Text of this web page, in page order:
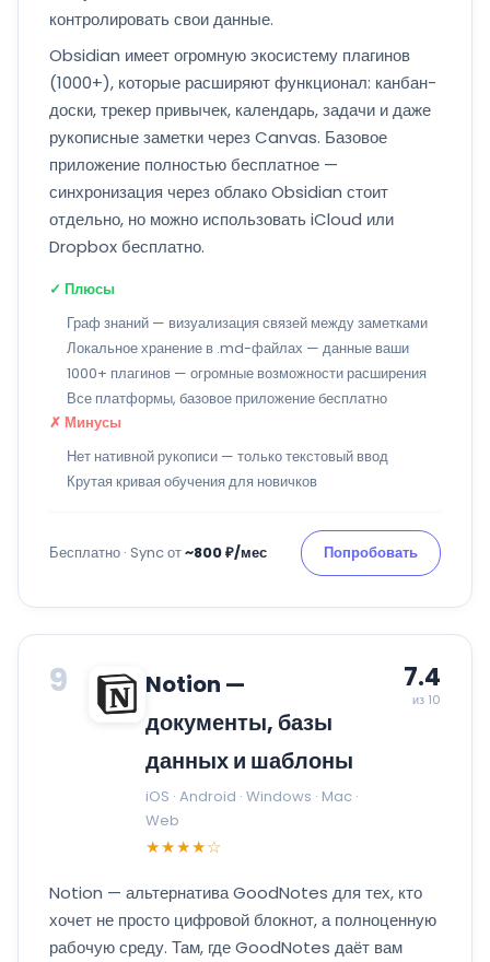
контролировать свои данные.
Obsidian имеет огромную экосистему плагинов
(1000+), которые расширяют функционал: канбан-
доски, трекер привычек, календарь, задачи и даже
рукописные заметки через Canvas. Базовое
приложение полностью бесплатное —
синхронизация через облако Obsidian стоит
отдельно, но можно использовать iCloud или
Dropbox бесплатно.
✓ Плюсы
Граф знаний — визуализация связей между заметками
Локальное хранение в .md-файлах — данные ваши
1000+ плагинов — огромные возможности расширения
Все платформы, базовое приложение бесплатно
✗ Минусы
Нет нативной рукописи — только текстовый ввод
Крутая кривая обучения для новичков
Бесплатно · Sync от~800 ₽/мес Попробовать
9
Notion —
документы, базы
данных и шаблоны
iOS · Android · Windows · Mac ·
Web
★★★★☆
7.4
из 10
Notion — альтернатива GoodNotes для тех, кто
хочет не просто цифровой блокнот, а полноценную
рабочую среду. Там, где GoodNotes даёт вам